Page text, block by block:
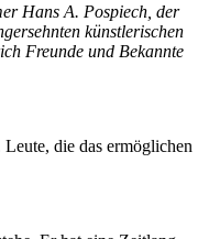
Hans A. Pospiech, der
künstlerischen
Freunde und Bekannte
die das ermöglichen